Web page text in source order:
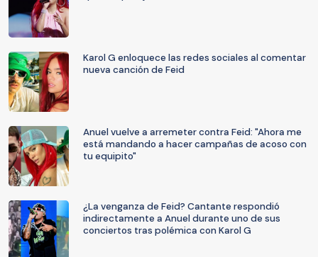
Karol G enloquece las redes sociales al comentar
nueva canción de Feid
Anuel vuelve a arremeter contra Feid: "Ahora me
está mandando a hacer campañas de acoso con
tu equipito"
¿La venganza de Feid? Cantante respondió
indirectamente a Anuel durante uno de sus
conciertos tras polémica con Karol G